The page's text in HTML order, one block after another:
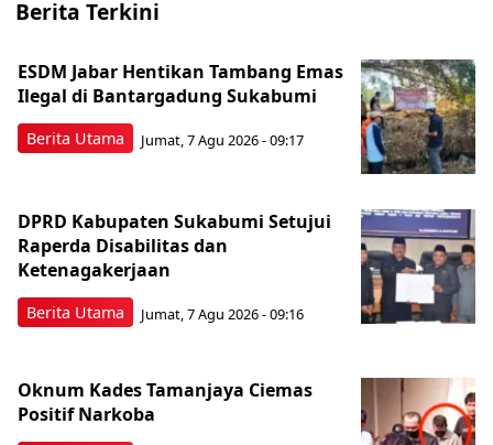
Berita Terkini
Berita Utama
ESDM Jabar Hentikan Tambang Emas
Ilegal di Bantargadung Sukabumi
Jumat, 7 Agu 2026 - 09:17
Berita Utama
DPRD Kabupaten Sukabumi Setujui
Raperda Disabilitas dan
Ketenagakerjaan
Jumat, 7 Agu 2026 - 09:16
Oknum Kades Tamanjaya Ciemas
Positif Narkoba